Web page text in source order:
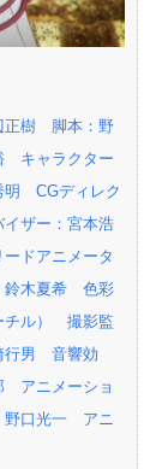
正樹 脚本：野
キャラクター
明 CGディレク
ザー：宮本浩
ドアニメータ
鈴木夏希 色彩
チル） 撮影監
行男 音響効
アニメーショ
野口光一 アニ